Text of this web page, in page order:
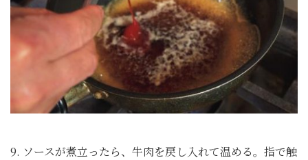
9. ソースが煮立ったら、牛肉を戻し入れて温める。指で触